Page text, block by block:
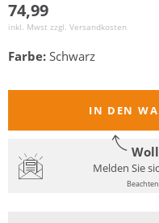
74,99
inkl. Mwst zzgl. Versandkosten
Farbe: Schwarz
IN DEN
Melden Sie